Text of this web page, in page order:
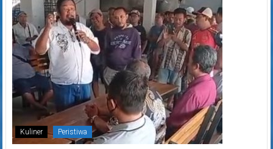
Kuliner Peristiwa